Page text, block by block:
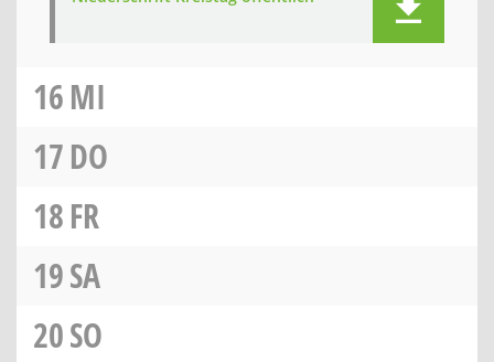
16MI
17DO
18FR
19SA
20SO